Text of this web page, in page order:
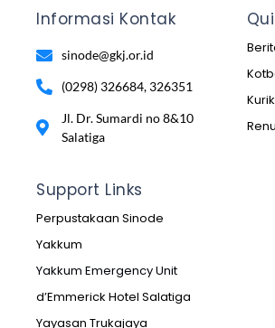
Informasi Kontak
sinode@gkj.or.id
(0298) 326684, 326351
Jl. Dr. Sumardi no 8&10
Salatiga
Support Links
Perpustakaan Sinode
Yakkum
Yakkum Emergency Unit
d’Emmerick Hotel Salatiga
Yayasan Trukajaya